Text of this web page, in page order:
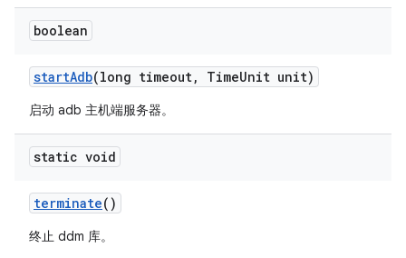
boolean
startAdb(long timeout, TimeUnit unit)
启动 adb 主机端服务器。
static void
terminate()
终止 ddm 库。